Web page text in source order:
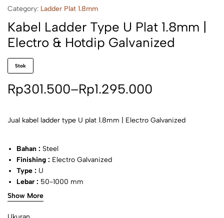
Category: Ladder Plat 1.8mm
Kabel Ladder Type U Plat 1.8mm |
Electro & Hotdip Galvanized
Stok
Rp301.500–Rp1.295.000
Jual kabel ladder type U plat 1.8mm | Electro Galvanized
Bahan : Steel
Finishing : Electro Galvanized
Type : U
Lebar : 50-1000 mm
Tinggi :50-100 mm
Panjang :
Ketebalan Plat :
Show More